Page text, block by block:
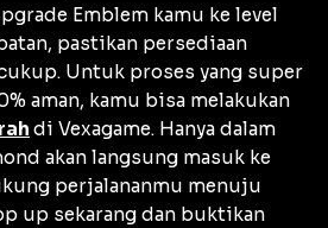
Emblem kamu ke level
pastikan persediaan
Untuk proses yang super
aman, kamu bisa melakukan
di Vexagame. Hanya dalam
akan langsung masuk ke
perjalananmu menuju
up sekarang dan buktikan